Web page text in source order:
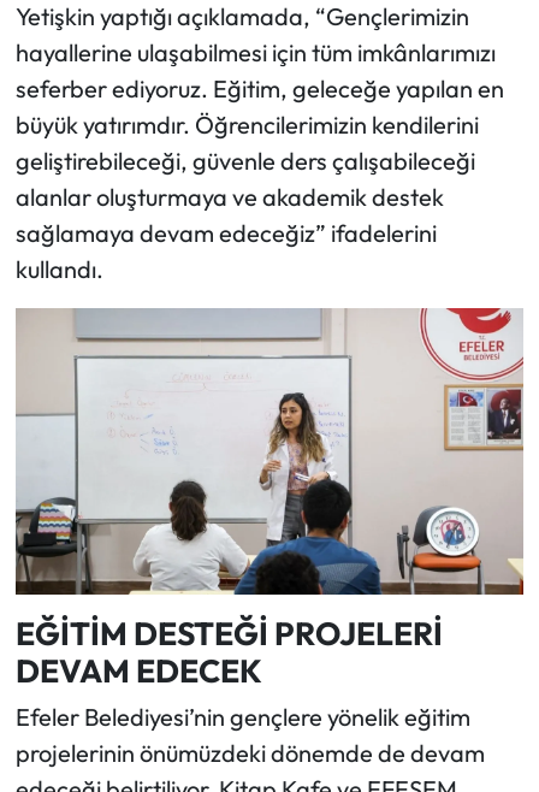
Yetişkin yaptığı açıklamada, “Gençlerimizin
hayallerine ulaşabilmesi için tüm imkânlarımızı
seferber ediyoruz. Eğitim, geleceğe yapılan en
büyük yatırımdır. Öğrencilerimizin kendilerini
geliştirebileceği, güvenle ders çalışabileceği
alanlar oluşturmaya ve akademik destek
sağlamaya devam edeceğiz” ifadelerini
kullandı.
EĞİTİM DESTEĞİ PROJELERİ
DEVAM EDECEK
Efeler Belediyesi’nin gençlere yönelik eğitim
projelerinin önümüzdeki dönemde de devam